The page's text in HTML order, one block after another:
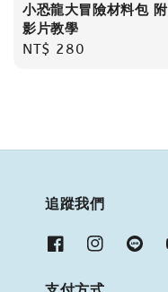
小恐龍大冒險材料包 附
影片教學
Regular
NT$ 280
追蹤我們